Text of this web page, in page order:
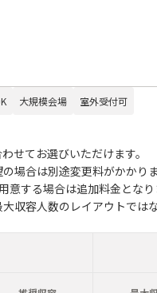
大規模会場 室外受付可
せてお選びいただけます。
場合は別途変更料がかかりま
する場合は追加料金となり
収容人数のレイアウトでは